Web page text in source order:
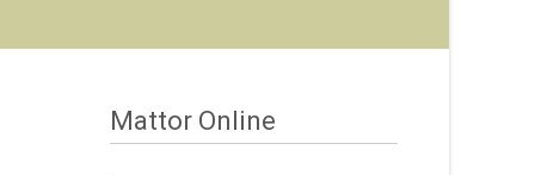
Mattor Online